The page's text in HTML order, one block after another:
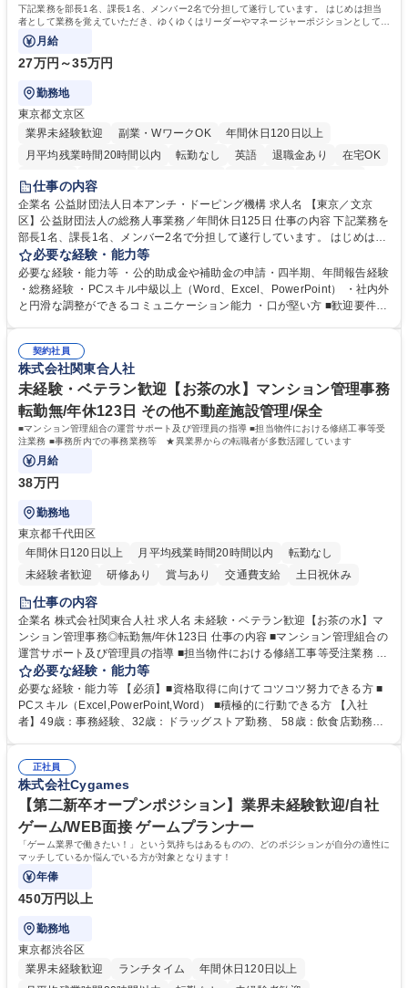
下記業務を部長1名、課長1名、メンバー2名で分担して遂行しています。 はじめは担当
者として業務を覚えていただき、ゆくゆくはリーダーやマネージャーポジションとして活
躍いただくことを期待しています。
月給
27万円～35万円
勤務地
東京都文京区
業界未経験歓迎
副業・WワークOK
年間休日120日以上
月平均残業時間20時間以内
転勤なし 英語 退職金あり
在宅OK
賞与あり
育休あり
食事補助あり
仕事の内容
企業名 公益財団法人日本アンチ・ドーピング機構 求人名 【東京／文京
区】公益財団法人の総務人事業務／年間休日125日 仕事の内容 下記業務を
部長1名、課長1名、メンバー2名で分担して遂行しています。 はじめは担
当者として業務を覚えていただき、ゆくゆくはリーダーやマネージャーポ
ジションとして活躍いただくことを期待しています。 【総務・人事グルー
プの業務内容】 ・人事制度関連 ・採用活動 ・教育研修の企画、実行 ・勤
怠管理 ・官公庁への各種提出 ・法定の会議運営（評議員会、理事会） ・
管理 ・福利厚生関連 ・職員からの問合せ、相談対応 ・その他日常の総務
業務全般 募集職種 【東京／文京区】公益財団法人の総務人事業務／年間
休日125日
必要な経験・能力等
必要な経験・能力等 ・公的助成金や補助金の申請・四半期、年間報告経験
・総務経験 ・PCスキル中級以上（Word、Excel、PowerPoint） ・社内外
と円滑な調整ができるコミュニケーション能力 ・口が堅い方 ■歓迎要件
契約社員
株式会社関東合人社
未経験・ベテラン歓迎【お茶の水】マンション管理事務
転勤無/年休123日 その他不動産施設管理/保全
■マンション管理組合の運営サポート及び管理員の指導 ■担当物件における修繕工事等受
注業務 ■事務所内での事務業務等 ★異業界からの転職者が多数活躍しています
月給
38万円
勤務地
東京都千代田区
年間休日120日以上
月平均残業時間20時間以内
転勤なし
未経験者歓迎
研修あり 賞与あり 交通費支給 土日祝休み
仕事の内容
企業名 株式会社関東合人社 求人名 未経験・ベテラン歓迎【お茶の水】マ
ンション管理事務◎転勤無/年休123日 仕事の内容 ■マンション管理組合の
運営サポート及び管理員の指導 ■担当物件における修繕工事等受注業務 ■
事務所内での事務業務等 ★異業界からの転職者が多数活躍しています
【年収補足】532万円 ＋別途インセンティヴで平均約100万円/年（昨年度
実績） ＋管理業務主任者資格手当50,000円/月 ★親会社である株式会社合
人社計画研究所社のグループ会社として、質の高いサービスと適性価格を
無/年休123日
必要な経験・能力等
必要な経験・能力等 【必須】■資格取得に向けてコツコツ努力できる方 ■
PCスキル（Excel,PowerPoint,Word） ■積極的に行動できる方 【入社
者】49歳：事務経験、32歳：ドラッグストア勤務、 58歳：飲食店勤務
得出来ております！ 【魅力】■フレックス制度、未経験からでも下限年収
を一律支給！ ■管理業務主任者資格取得後には50,000円/月の手当あり！
学歴・資格 学歴：大学院 大学 高専 短大 専修学校 高校 語学力： 資格：第
一種運転免許普通自動車
正社員
株式会社Cygames
【第二新卒オープンポジション】業界未経験歓迎/自社
ゲーム/WEB面接 ゲームプランナー
「ゲーム業界で働きたい！」という気持ちはあるものの、どのポジションが自分の適性に
マッチしているか悩んでいる方が対象となります！
年俸
450万円以上
勤務地
東京都渋谷区
業界未経験歓迎
ランチタイム
年間休日120日以上